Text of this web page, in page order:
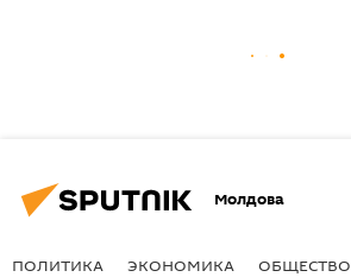
Молдова
ПОЛИТИКА ЭКОНОМИКА ОБЩЕСТВО